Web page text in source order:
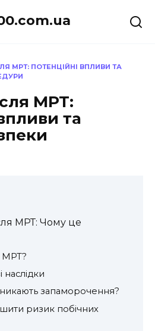
МРТ: ПОТЕНЦІЙНІ ВПЛИВИ ТА
МРТ:
та
МРТ: Чому це
МРТ?
запаморочення?
ризик побічних